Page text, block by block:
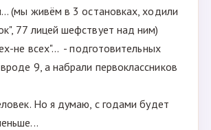
(мы живём в 3 остановках, ходили
77 лицей шефствует над ним)
не всех"... - подготовительных
9, а набрали первоклассников
Но я думаю, с годами будет